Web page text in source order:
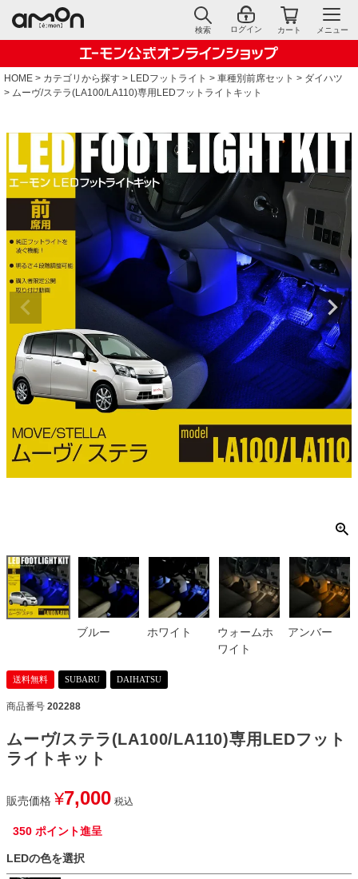
検索 ログイン カート メニュー
HOME カテゴリから探す LEDフットライト 車種別前席セット
ダイハツ
ムーヴ/ステラ(LA100/LA110)専用LEDフットライトキット
ブルー ホワイト
ウォームホ
ワイト
アンバー
送料無料 SUBARU DAIHATSU
商品番号 202288
ムーヴ/ステラ(LA100/LA110)専用LEDフット
ライトキット
販売価格 ¥7,000 税込
350 ポイント進呈
LEDの色を選択